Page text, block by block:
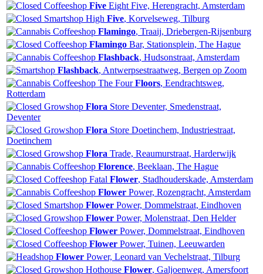
Five Eight Five, Herengracht, Amsterdam
High Five, Korvelseweg, Tilburg
Flamingo, Traaij, Driebergen-Rijsenburg
Flamingo Bar, Stationsplein, The Hague
Flashback, Hudsonstraat, Amsterdam
Flashback, Antwerpsestraatweg, Bergen op Zoom
The FourFloors, Eendrachtsweg,
Rotterdam
Flora Store Deventer, Smedenstraat,
Deventer
Flora Store Doetinchem, Industriestraat,
Doetinchem
Flora Trade, Reaumurstraat, Harderwijk
Florence, Beeklaan, The Hague
Fatal Flower, Stadhouderskade, Amsterdam
Flower Power, Rozengracht, Amsterdam
Flower Power, Dommelstraat, Eindhoven
Flower Power, Molenstraat, Den Helder
Flower Power, Dommelstraat, Eindhoven
Flower Power, Tuinen, Leeuwarden
Flower Power, Leonard van Vechelstraat, Tilburg
Hothouse Flower, Galjoenweg, Amersfoort